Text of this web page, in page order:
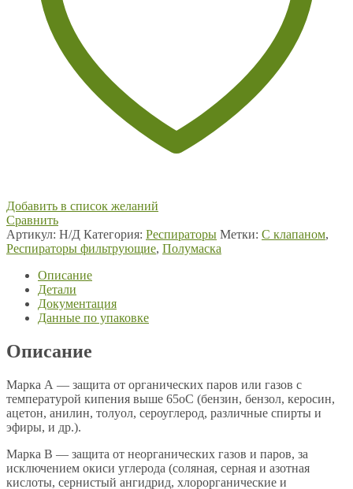
Добавить в список желаний
Сравнить
Артикул: Н/Д Категория: Респираторы Метки: С клапаном,
Респираторы фильтрующие, Полумаска
Описание
Детали
Документация
Данные по упаковке
Описание
Марка А — защита от органических паров или газов с
температурой кипения выше 65оС (бензин, бензол, керосин,
ацетон, анилин, толуол, сероуглерод, различные спирты и
эфиры, и др.).
Марка В — защита от неорганических газов и паров, за
исключением окиси углерода (соляная, серная и азотная
кислоты, сернистый ангидрид, хлорорганические и